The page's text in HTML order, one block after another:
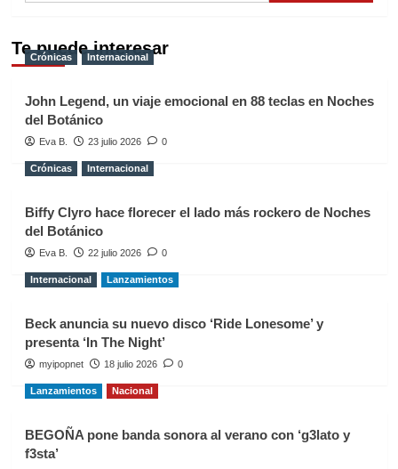
Te puede interesar
Crónicas Internacional
John Legend, un viaje emocional en 88 teclas en Noches
del Botánico
Eva B. 23 julio 2026 0
Crónicas Internacional
Biffy Clyro hace florecer el lado más rockero de Noches
del Botánico
Eva B. 22 julio 2026 0
Internacional Lanzamientos
Beck anuncia su nuevo disco ‘Ride Lonesome’ y
presenta ‘In The Night’
myipopnet 18 julio 2026 0
Lanzamientos Nacional
BEGOÑA pone banda sonora al verano con ‘g3lato y
f3sta’